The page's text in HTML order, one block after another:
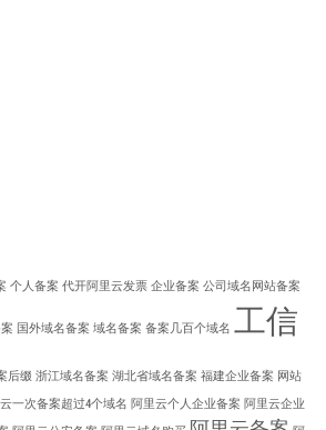
个人备案 代开阿里云发票 企业备案 公司域名网站备案
国外域名备案 域名备案 备案几百个域名 工信
后缀 浙江域名备案 湖北省域名备案 福建企业备案 网站
一次备案超过4个域名 阿里云个人企业备案 阿里云企业